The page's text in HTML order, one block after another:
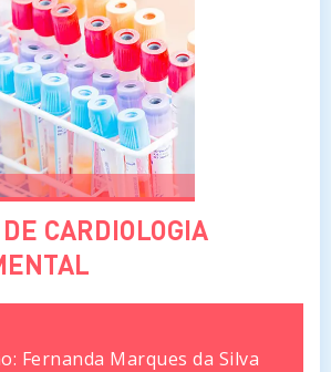
CARDIOLOGIA
Fernanda Marques da Silva